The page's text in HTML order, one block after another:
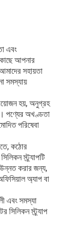
এবং
আপনার
সহায়তা
সমস্যায়
হয়, অনুগ্রহ
পণ্যের অখণ্ডতা
পরিষেবা
কঠোর
স্ট্র্যাপটি
উন্নত করার জন্য,
অ্যাপ বা
এবং সমস্যা
সিলিকন স্ট্র্যাপ